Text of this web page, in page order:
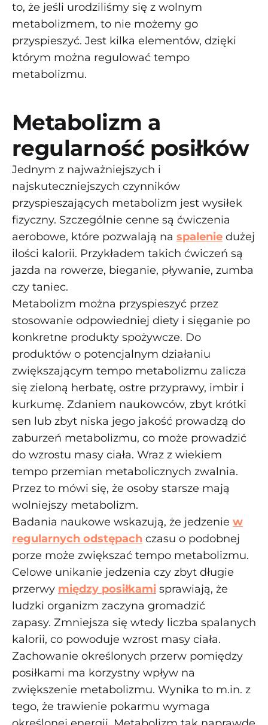
to, że jeśli urodziliśmy się z wolnym
metabolizmem, to nie możemy go
przyspieszyć. Jest kilka elementów, dzięki
którym można regulować tempo
metabolizmu.
Metabolizm a
regularność posiłków
Jednym z najważniejszych i
najskuteczniejszych czynników
przyspieszających metabolizm jest wysiłek
fizyczny. Szczególnie cenne są ćwiczenia
aerobowe, które pozwalają na spalenie dużej
ilości kalorii. Przykładem takich ćwiczeń są
jazda na rowerze, bieganie, pływanie, zumba
czy taniec.
Metabolizm można przyspieszyć przez
stosowanie odpowiedniej diety i sięganie po
konkretne produkty spożywcze. Do
produktów o potencjalnym działaniu
zwiększającym tempo metabolizmu zalicza
się zieloną herbatę, ostre przyprawy, imbir i
kurkumę. Zdaniem naukowców, zbyt krótki
sen lub zbyt niska jego jakość prowadzą do
zaburzeń metabolizmu, co może prowadzić
do wzrostu masy ciała. Wraz z wiekiem
tempo przemian metabolicznych zwalnia.
Przez to mówi się, że osoby starsze mają
wolniejszy metabolizm.
Badania naukowe wskazują, że jedzenie w
regularnych odstępach czasu o podobnej
porze może zwiększać tempo metabolizmu.
Celowe unikanie jedzenia czy zbyt długie
przerwy między posiłkami sprawiają, że
ludzki organizm zaczyna gromadzić
zapasy. Zmniejsza się wtedy liczba spalanych
kalorii, co powoduje wzrost masy ciała.
Zachowanie określonych przerw pomiędzy
posiłkami ma korzystny wpływ na
zwiększenie metabolizmu. Wynika to m.in. z
tego, że trawienie pokarmu wymaga